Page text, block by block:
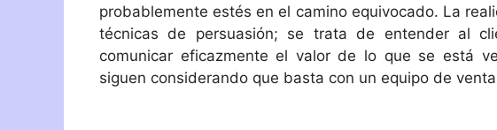
probablemente estés en el camino equivocado. La
técnicas de persuasión; se trata de entender al
comunicar eficazmente el valor de lo que se está
siguen considerando que basta con un equipo de